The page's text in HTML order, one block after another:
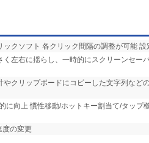
ックソフト 各クリック間隔の調整が可能 設
く左右に揺らし、一時的にスクリーンセー
やクリップボードにコピーした文字列など
に向上 慣性移動/ホットキー割当て/タップ
度の変更